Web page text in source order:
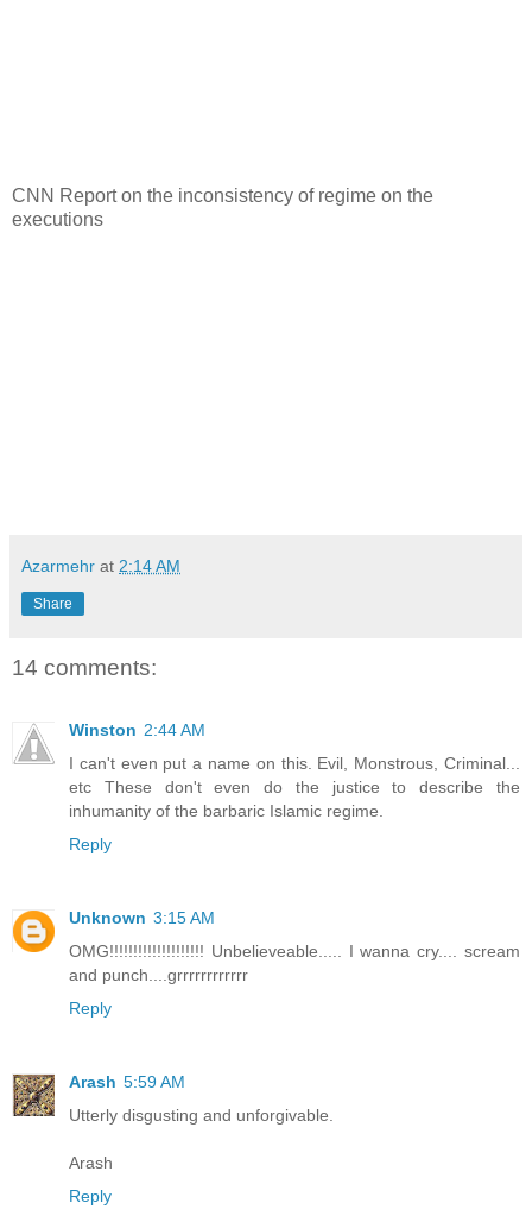
CNN Report on the inconsistency of regime on the
executions
Azarmehr at 2:14 AM
Share
14 comments:
Winston 2:44 AM
I can't even put a name on this. Evil, Monstrous, Criminal...
etc These don't even do the justice to describe the
inhumanity of the barbaric Islamic regime.
Reply
Unknown 3:15 AM
OMG!!!!!!!!!!!!!!!!!!!! Unbelieveable..... I wanna cry.... scream
and punch....grrrrrrrrrrrr
Reply
Arash 5:59 AM
Utterly disgusting and unforgivable.
Arash
Reply